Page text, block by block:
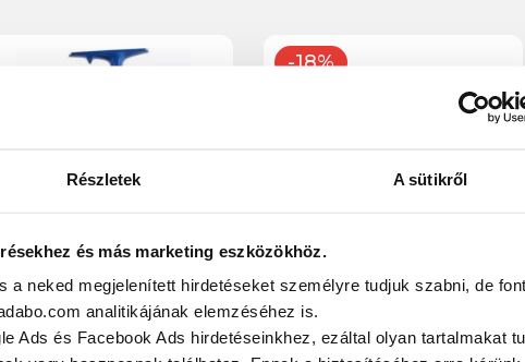
Részletek A sütikről
és más marketing eszközökhöz.
a neked megjelenített hirdetéseket személyre tudjuk szabni, de
analitikájának elemzéséhez is.
Ads és Facebook Ads hirdetéseinkhez, ezáltal olyan tartalmakat
ATOMIC SW 7000
4.5:1
-18%
Okuma CEYMAR SW-X
3000HA 6.0:1